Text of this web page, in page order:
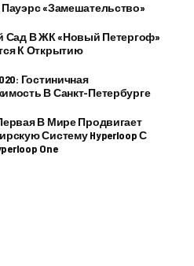
«Замешательство»
Сад В ЖК «Новый Петергоф»
К Открытию
Гостиничная
В Санкт-Петербурге
В Мире Продвигает
Систему Hyperloop С
One